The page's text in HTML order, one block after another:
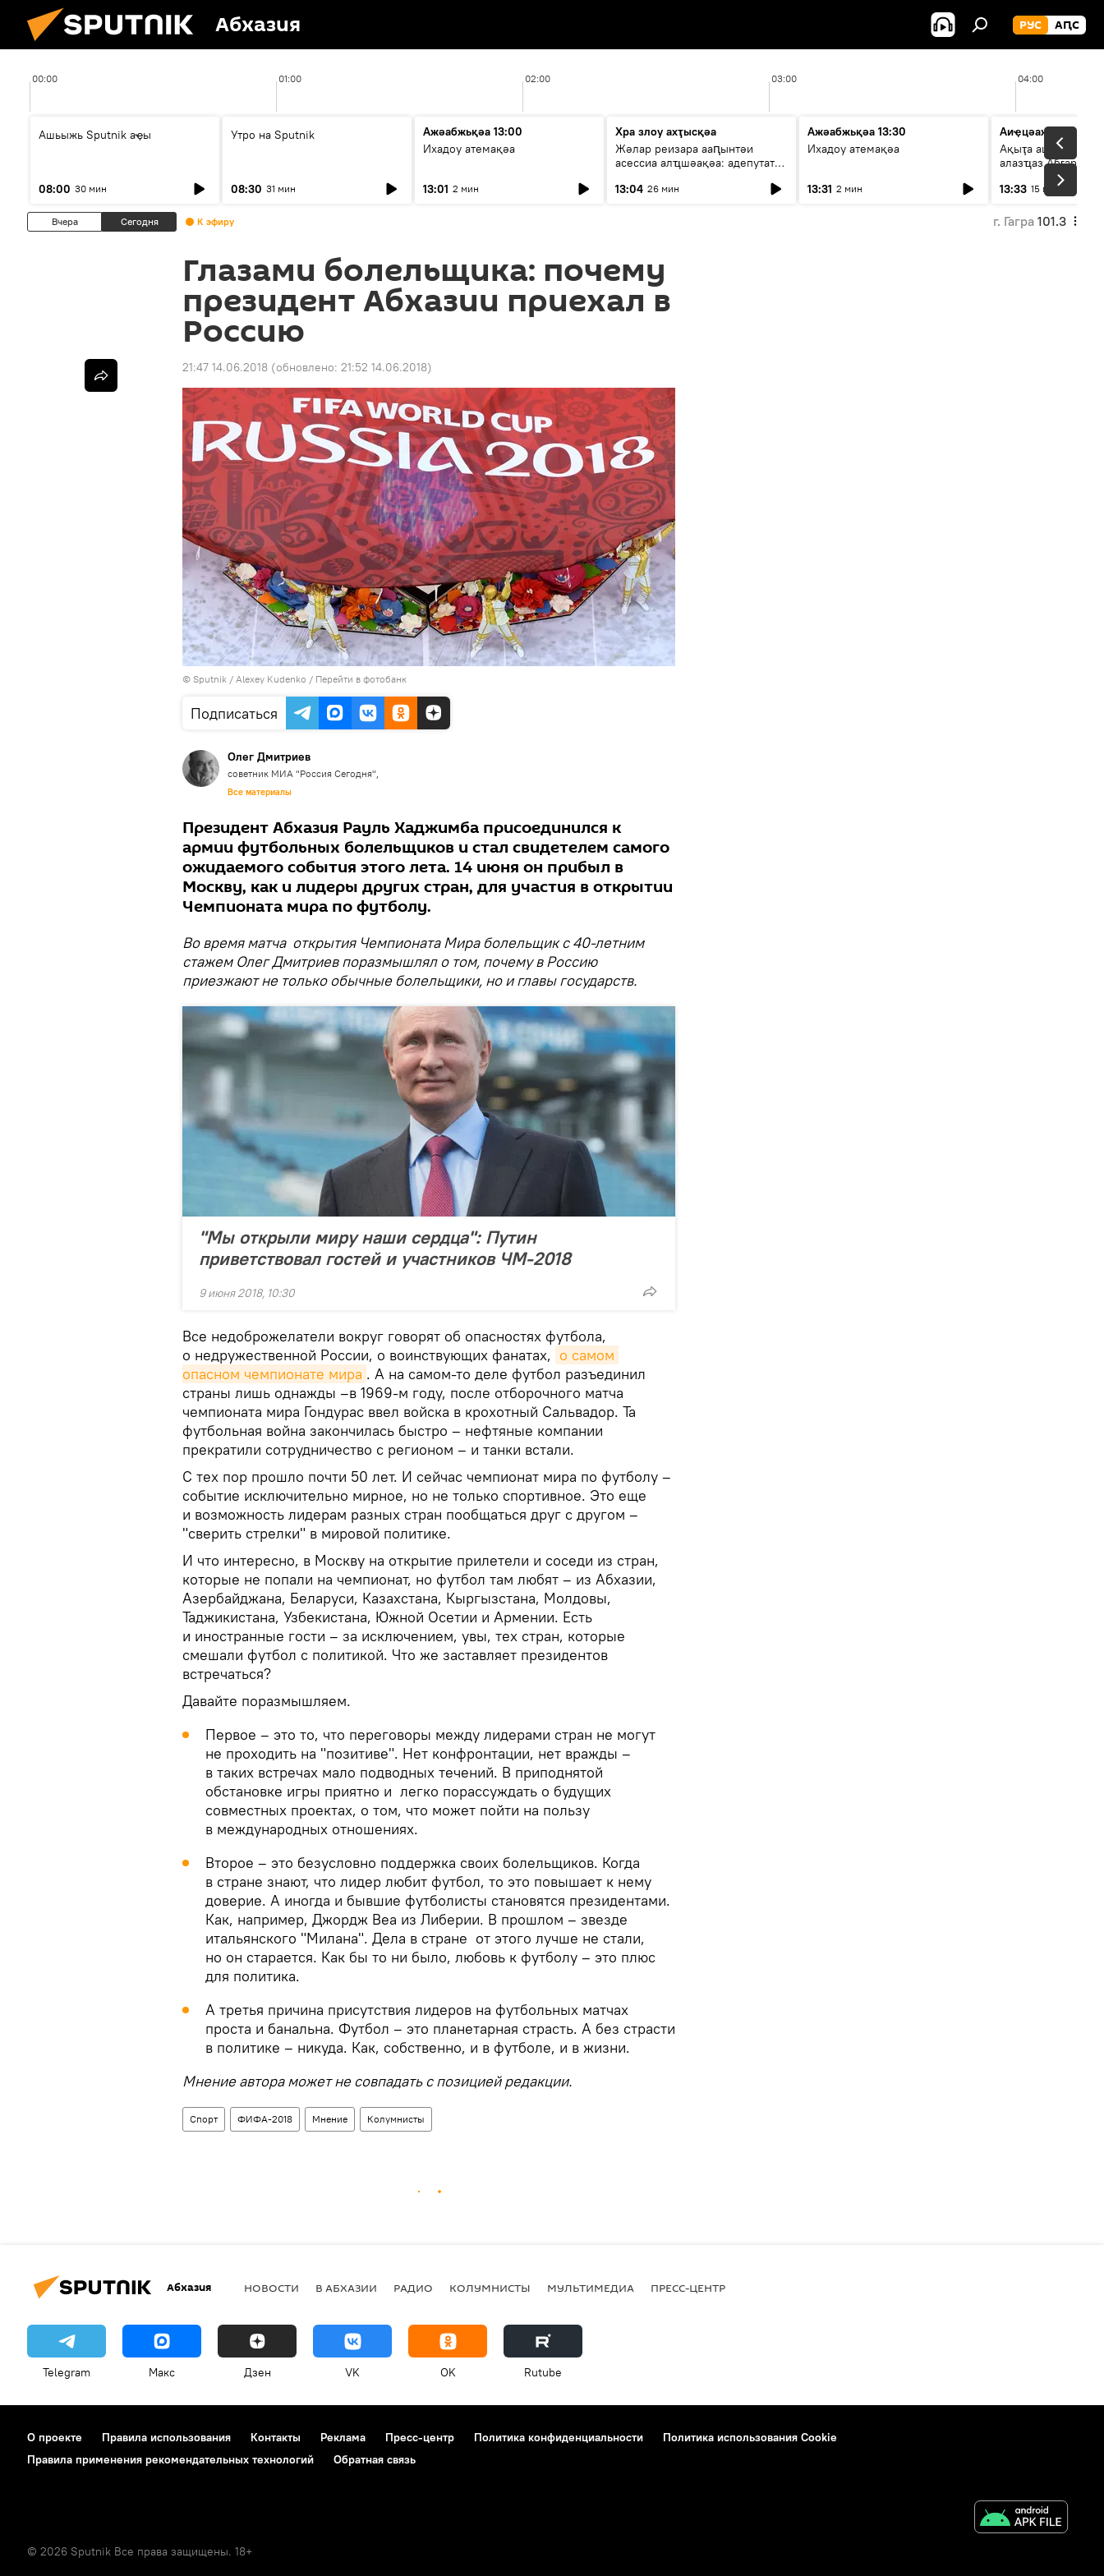
Абхазия РУС АԤС
00:00 01:00 02:00 03:00 04:00
Ашьыжь Sputnik аҿы
08:00 30 мин
Утро на Sputnik
08:30 31 мин
Ажәабжьқәа 13:00
Ихадоу атемақәа
13:01 2 мин
Хра злоу ахҭысқәа
Жәлар реизара ааԥынтәи
асессиа алҵшәақәа: адепутат
13:04 26 мин
Ажәабжьқәа 13:30
Ихадоу атемақәа
13:31 2 мин
Аиҿцәажәара
Ақыҭа ацхрааразы
алазҵаз
адепутат
13:33 15 мин
Вчера Сегодня К эфиру г. Гагра 101.3
Глазами болельщика: почему
президент Абхазии приехал в
Россию
21:47 14.06.2018 (обновлено: 21:52 14.06.2018)
© Sputnik / Alexey Kudenko / Перейти в фотобанк
Подписаться
Олег Дмитриев
советник МИА "Россия Сегодня",
Все материалы
Президент Абхазия Рауль Хаджимба присоединился к
армии футбольных болельщиков и стал свидетелем самого
ожидаемого события этого лета. 14 июня он прибыл в
Москву, как и лидеры других стран, для участия в открытии
Чемпионата мира по футболу.
Во время матча открытия Чемпионата Мира болельщик с 40-летним
стажем Олег Дмитриев поразмышлял о том, почему в Россию
приезжают не только обычные болельщики, но и главы государств.
"Мы открыли миру наши сердца": Путин
приветствовал гостей и участников ЧМ-2018
9 июня 2018, 10:30
Все недоброжелатели вокруг говорят об опасностях футбола,
о недружественной России, о воинствующих фанатах, о самом
опасном чемпионате мира . А на самом-то деле футбол разъединил
страны лишь однажды –в 1969-м году, после отборочного матча
чемпионата мира Гондурас ввел войска в крохотный Сальвадор. Та
футбольная война закончилась быстро – нефтяные компании
прекратили сотрудничество с регионом – и танки встали.
С тех пор прошло почти 50 лет. И сейчас чемпионат мира по футболу –
событие исключительно мирное, но не только спортивное. Это еще
и возможность лидерам разных стран пообщаться друг с другом –
"сверить стрелки" в мировой политике.
И что интересно, в Москву на открытие прилетели и соседи из стран,
которые не попали на чемпионат, но футбол там любят – из Абхазии,
Азербайджана, Беларуси, Казахстана, Кыргызстана, Молдовы,
Таджикистана, Узбекистана, Южной Осетии и Армении. Есть
и иностранные гости – за исключением, увы, тех стран, которые
смешали футбол с политикой. Что же заставляет президентов
встречаться?
Давайте поразмышляем.
Первое – это то, что переговоры между лидерами стран не могут
не проходить на "позитиве". Нет конфронтации, нет вражды –
в таких встречах мало подводных течений. В приподнятой
обстановке игры приятно и легко порассуждать о будущих
совместных проектах, о том, что может пойти на пользу
в международных отношениях.
Второе – это безусловно поддержка своих болельщиков. Когда
в стране знают, что лидер любит футбол, то это повышает к нему
доверие. А иногда и бывшие футболисты становятся президентами.
Как, например, Джордж Веа из Либерии. В прошлом – звезде
итальянского "Милана". Дела в стране от этого лучше не стали,
но он старается. Как бы то ни было, любовь к футболу – это плюс
для политика.
А третья причина присутствия лидеров на футбольных матчах
проста и банальна. Футбол – это планетарная страсть. А без страсти
в политике – никуда. Как, собственно, и в футболе, и в жизни.
Мнение автора может не совпадать с позицией редакции.
Спорт ФИФА-2018 Мнение Колумнисты
Абхазия НОВОСТИ В АБХАЗИИ РАДИО КОЛУМНИСТЫ МУЛЬТИМЕДИА ПРЕСС-ЦЕНТР
Telegram Макс Дзен VK OK Rutube
О проекте Правила использования Контакты Реклама Пресс-центр Политика конфиденциальности
Политика использования Cookie
Правила применения рекомендательных технологий
Обратная связь
© 2026 Sputnik Все права защищены. 18+